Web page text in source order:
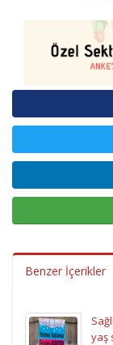
Benzer İçerikler
yaş